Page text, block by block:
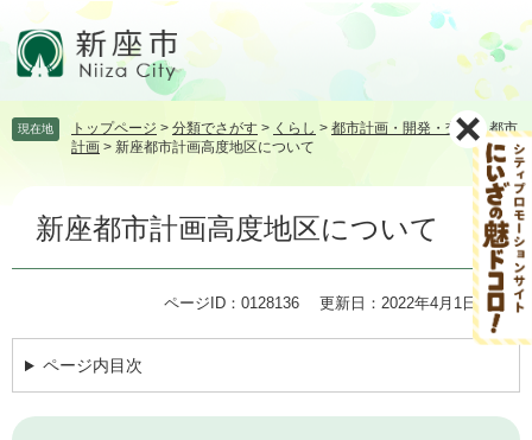
頭飛 現在地 トップページ > 分類でさがす > くらし > 都市計画・開発・交通 >都市
計画 > 新座都市計画高度地区について
新座都市計画高度地区について
ページID：0128136 更新日：2022年4月1日更新
ページ内目次